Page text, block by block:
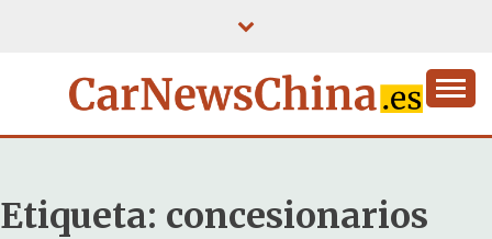
Etiqueta: concesionarios